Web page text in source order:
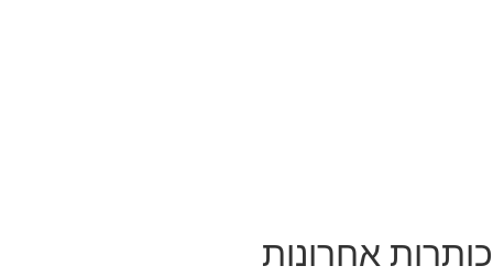
כותרות אחרונות